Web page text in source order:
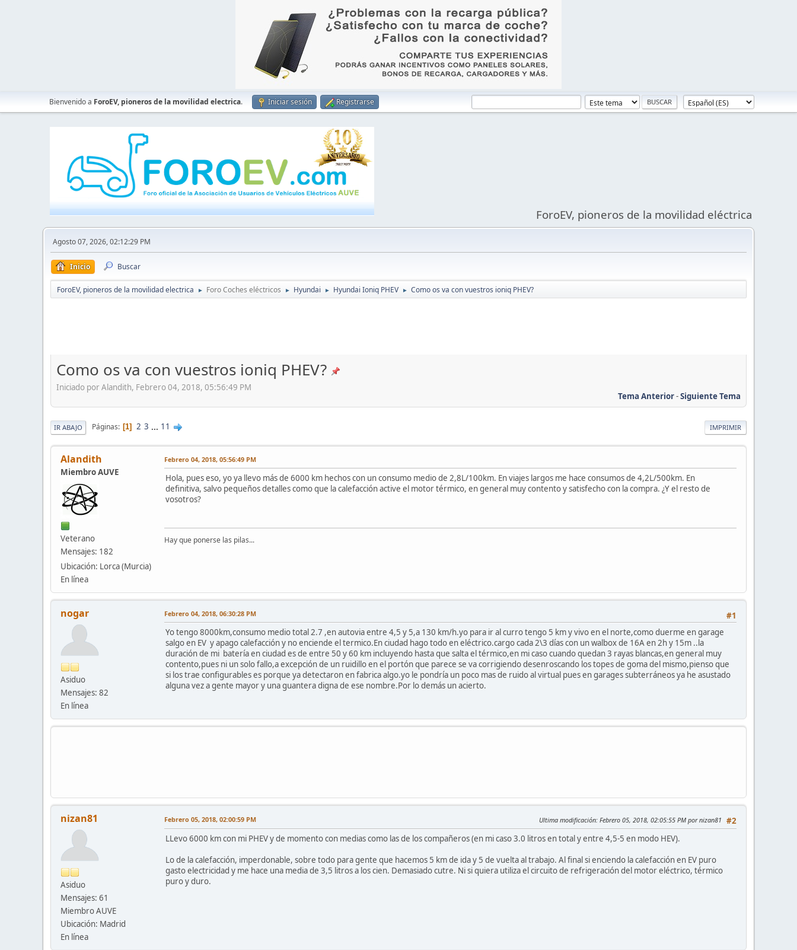
Bienvenido a ForoEV, pioneros de la movilidad electrica. Iniciar sesión Registrarse
ForoEV, pioneros de la movilidad eléctrica
Agosto 07, 2026, 02:12:29 PM
Inicio Buscar
ForoEV, pioneros de la movilidad electrica ► Foro Coches eléctricos ► Hyundai ► Hyundai Ioniq PHEV ► Como os va con vuestros ioniq PHEV?
Como os va con vuestros ioniq PHEV?
Iniciado por Alandith, Febrero 04, 2018, 05:56:49 PM
Tema Anterior-Siguiente Tema
IMPRIMIR
IR ABAJO Páginas 1 2 3 ... 11
Alandith
Miembro AUVE
Veterano
Mensajes: 182
Ubicación: Lorca (Murcia)
En línea
Febrero 04, 2018, 05:56:49 PM
Hola, pues eso, yo ya llevo más de 6000 km hechos con un consumo medio de 2,8L/100km. En viajes largos me hace consumos de 4,2L/500km. En
definitiva, salvo pequeños detalles como que la calefacción active el motor térmico, en general muy contento y satisfecho con la compra. ¿Y el resto de
vosotros?
Hay que ponerse las pilas...
nogar
Asiduo
Mensajes: 82
En línea
#1
Febrero 04, 2018, 06:30:28 PM
Yo tengo 8000km,consumo medio total 2.7 ,en autovia entre 4,5 y 5,a 130 km/h.yo para ir al curro tengo 5 km y vivo en el norte,como duerme en garage
salgo en EV y apago calefacción y no enciende el termico.En ciudad hago todo en eléctrico.cargo cada 2\3 días con un walbox de 16A en 2h y 15m ..la
duración de mi batería en ciudad es de entre 50 y 60 km incluyendo hasta que salta el térmico,en mi caso cuando quedan 3 rayas blancas,en general muy
contento,pues ni un solo fallo,a excepción de un ruidillo en el portón que parece se va corrigiendo desenroscando los topes de goma del mismo,pienso que
si los trae configurables es porque ya detectaron en fabrica algo.yo le pondría un poco mas de ruido al virtual pues en garages subterráneos ya he asustado
alguna vez a gente mayor y una guantera digna de ese nombre.Por lo demás un acierto.
nizan81
Asiduo
Mensajes: 61
Miembro AUVE
Ubicación: Madrid
En línea
#2
Febrero 05, 2018, 02:00:59 PM Ultima modificación: Febrero 05, 2018, 02:05:55 PM por nizan81
LLevo 6000 km con mi PHEV y de momento con medias como las de los compañeros (en mi caso 3.0 litros en total y entre 4,5-5 en modo HEV).
Lo de la calefacción, imperdonable, sobre todo para gente que hacemos 5 km de ida y 5 de vuelta al trabajo. Al final si enciendo la calefacción en EV puro
gasto electricidad y me hace una media de 3,5 litros a los cien. Demasiado cutre. Ni si quiera utiliza el circuito de refrigeración del motor eléctrico, térmico
puro y duro.